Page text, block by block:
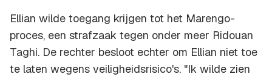
Ellian wilde toegang krijgen tot het Marengo-
proces, een strafzaak tegen onder meer Ridouan
Taghi. De rechter besloot echter om Ellian niet toe
te laten wegens veiligheidsrisico's. "Ik wilde zien